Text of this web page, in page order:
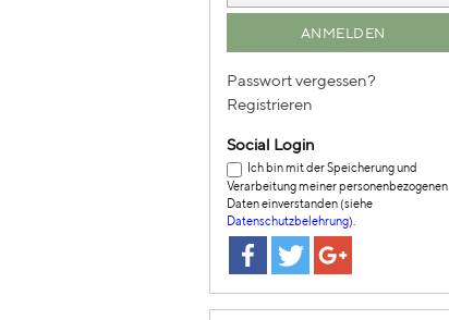
Passwort vergessen?
Registrieren
Social Login
Ich bin mit der Speicherung und
Verarbeitung meiner personenbezogenen
Daten einverstanden (siehe
Datenschutzbelehrung).